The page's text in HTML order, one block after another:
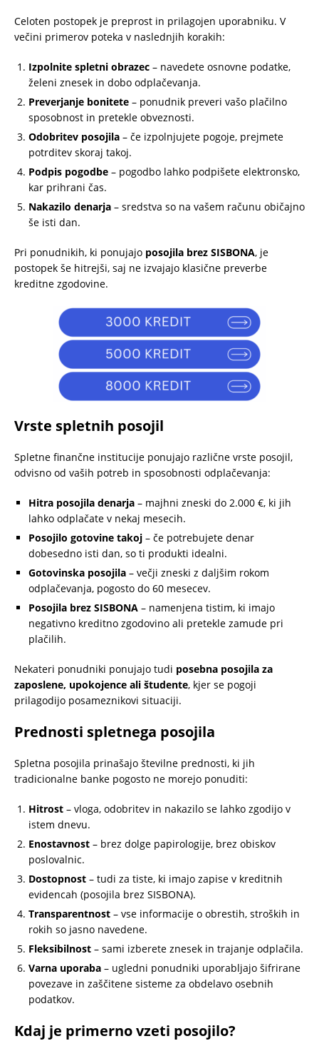
Celoten postopek je preprost in prilagojen uporabniku. V
večini primerov poteka v naslednjih korakih:
Izpolnite spletni obrazec – navedete osnovne podatke,
želeni znesek in dobo odplačevanja.
Preverjanje bonitete – ponudnik preveri vašo plačilno
sposobnost in pretekle obveznosti.
Odobritev posojila – če izpolnjujete pogoje, prejmete
potrditev skoraj takoj.
Podpis pogodbe – pogodbo lahko podpišete elektronsko,
kar prihrani čas.
Nakazilo denarja – sredstva so na vašem računu običajno
še isti dan.
Pri ponudnikih, ki ponujajo posojila brez SISBONA, je
postopek še hitrejši, saj ne izvajajo klasične preverbe
kreditne zgodovine.
Vrste spletnih posojil
Spletne finančne institucije ponujajo različne vrste posojil,
odvisno od vaših potreb in sposobnosti odplačevanja:
Hitra posojila denarja – majhni zneski do 2.000 €, ki jih
lahko odplačate v nekaj mesecih.
Posojilo gotovine takoj – če potrebujete denar
dobesedno isti dan, so ti produkti idealni.
Gotovinska posojila – večji zneski z daljšim rokom
odplačevanja, pogosto do 60 mesecev.
Posojila brez SISBONA – namenjena tistim, ki imajo
negativno kreditno zgodovino ali pretekle zamude pri
plačilih.
Nekateri ponudniki ponujajo tudi posebna posojila za
zaposlene, upokojence ali študente, kjer se pogoji
prilagodijo posameznikovi situaciji.
Prednosti spletnega posojila
Spletna posojila prinašajo številne prednosti, ki jih
tradicionalne banke pogosto ne morejo ponuditi:
Hitrost – vloga, odobritev in nakazilo se lahko zgodijo v
istem dnevu.
Enostavnost – brez dolge papirologije, brez obiskov
poslovalnic.
Dostopnost – tudi za tiste, ki imajo zapise v kreditnih
evidencah (posojila brez SISBONA).
Transparentnost – vse informacije o obrestih, stroških in
rokih so jasno navedene.
Fleksibilnost – sami izberete znesek in trajanje odplačila.
Varna uporaba – ugledni ponudniki uporabljajo šifrirane
povezave in zaščitene sisteme za obdelavo osebnih
podatkov.
Kdaj je primerno vzeti posojilo?